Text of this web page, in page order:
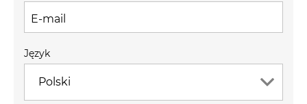
E-mail
Polski
Język